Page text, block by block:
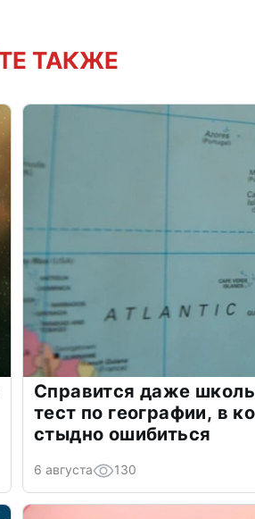
ТАКЖЕ
Справится даже
тест по географии, в
стыдно ошибиться
6 августа 130